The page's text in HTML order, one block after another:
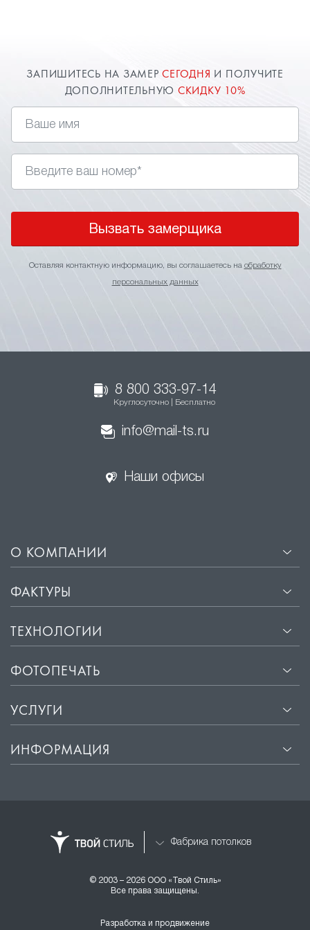
ЗАПИШИТЕСЬ НА ЗАМЕРСЕГОДНЯ И ПОЛУЧИТЕ
ДОПОЛНИТЕЛЬНУЮ СКИДКУ 10%
Вызвать замерщика
Оставляя контактную информацию, вы соглашаетесь на обработку
персональных данных
8 800 333-97-14
Круглосуточно | Бесплатно
info@mail-ts.ru
Наши офисы
О КОМПАНИИ
ФАКТУРЫ
ТЕХНОЛОГИИ
ФОТОПЕЧАТЬ
УСЛУГИ
ИНФОРМАЦИЯ
Фабрика потолков
© 2003 – 2026 ООО «Твой Стиль»
Все права защищены.
Разработка и продвижение